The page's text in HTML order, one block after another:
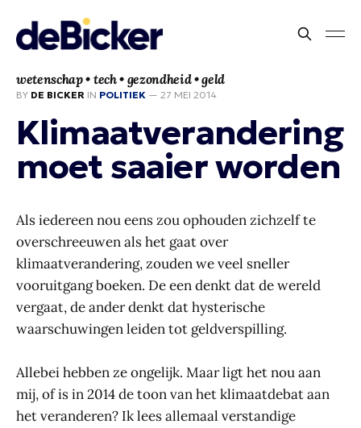
wetenschap • tech • gezondheid • geld
BY DE BICKER IN POLITIEK — 27 MEI 2014
Klimaatverandering
moet saaier worden
Als iedereen nou eens zou ophouden zichzelf te
overschreeuwen als het gaat over
klimaatverandering, zouden we veel sneller
vooruitgang boeken. De een denkt dat de wereld
vergaat, de ander denkt dat hysterische
waarschuwingen leiden tot geldverspilling.
Allebei hebben ze ongelijk. Maar ligt het nou aan
mij, of is in 2014 de toon van het klimaatdebat aan
het veranderen? Ik lees allemaal verstandige